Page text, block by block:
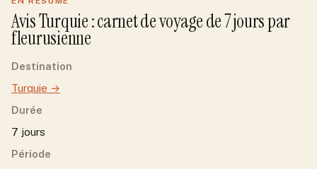
AvisTurquie: carnet de voyage de7jourspar
fleurusienne
Destination
Turquie →
Durée
7 jours
Période